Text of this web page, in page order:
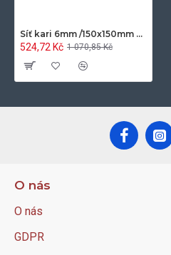
Síť kari 6mm /150x150mm KH 20-2x3m
524,72 Kč 1 070,85 Kč
O nás
O nás
GDPR